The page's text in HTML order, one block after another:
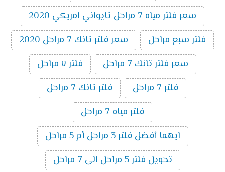
سعر فلتر مياه 7 مراحل تايواني امريكي 2020
فلتر سبع مراحل
سعر فلتر تانك 7 مراحل 2020
سعر فلتر تانك 7 مراحل
فلتر ٧ مراحل
فلتر 7 مراحل
فلتر تانك 7 مراحل
فلتر مياه 7 مراحل
ايهما أفضل فلتر 3 مراحل أم 5 مراحل
تحويل فلتر 5 مراحل الى 7 مراحل